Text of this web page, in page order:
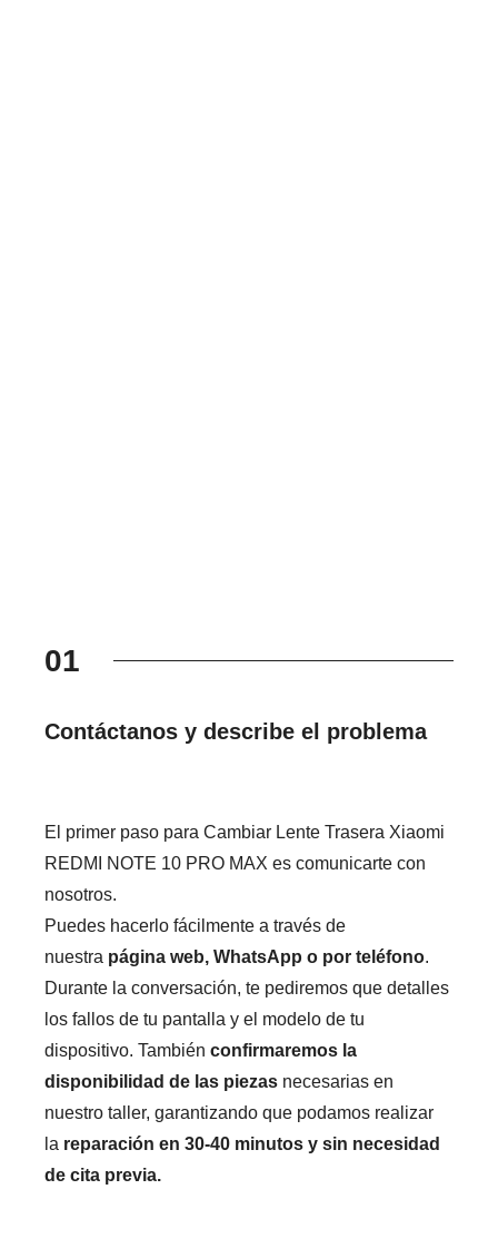
01
Contáctanos y describe el problema
El primer paso para Cambiar Lente Trasera Xiaomi
REDMI NOTE 10 PRO MAX es comunicarte con
nosotros.
Puedes hacerlo fácilmente a través de
nuestra página web, WhatsApp o por teléfono.
Durante la conversación, te pediremos que detalles
los fallos de tu pantalla y el modelo de tu
dispositivo. Tambiénconfirmaremos la
disponibilidad de las piezas necesarias en
nuestro taller, garantizando que podamos realizar
la reparación en 30-40 minutos y sin necesidad
de cita previa.